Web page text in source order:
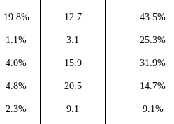
19.8% 12.7 43.5%
1.1% 3.1 25.3%
4.0% 15.9 31.9%
4.8% 20.5 14.7%
2.3% 9.1 9.1%